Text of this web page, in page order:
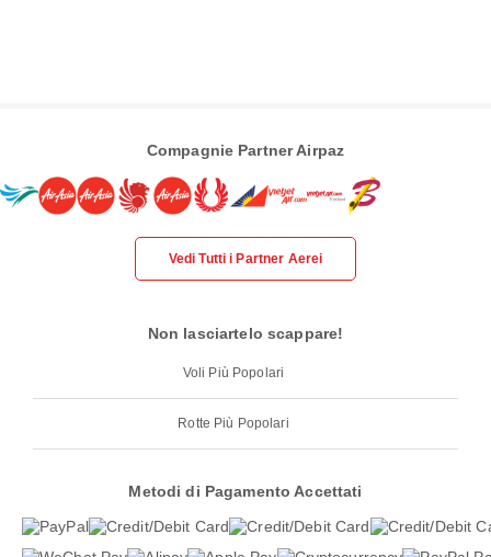
Compagnie Partner Airpaz
Vedi Tutti i Partner Aerei
Non lasciartelo scappare!
Voli Più Popolari
Rotte Più Popolari
Metodi di Pagamento Accettati